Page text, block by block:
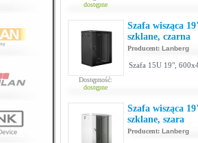
dostępne
Dostępność:
dostępne
Szafa wisząca
szklane, czarna
Producent: Lanberg
Szafa 15U 19",
Szafa wisząca
szklane, szara
Producent: Lanberg